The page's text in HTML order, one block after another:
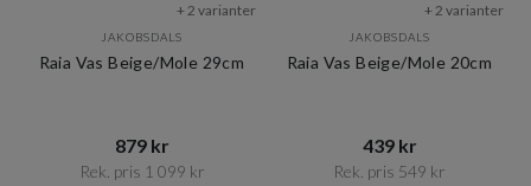
+ 2 varianter
JAKOBSDALS
Raia Vas Beige/Mole 29cm
879 kr​​
Rek. pris 1 099 kr​​
+ 2 varianter
JAKOBSDALS
Raia Vas Beige/Mole 20cm
439 kr​​
Rek. pris 549 kr​​